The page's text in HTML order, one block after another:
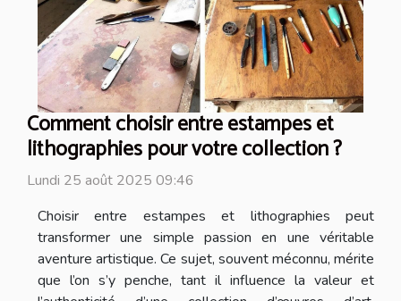
Comment choisir entre estampes et
lithographies pour votre collection ?
Lundi 25 août 2025 09:46
Choisir entre estampes et lithographies peut
transformer une simple passion en une véritable
aventure artistique. Ce sujet, souvent méconnu, mérite
que l’on s’y penche, tant il influence la valeur et